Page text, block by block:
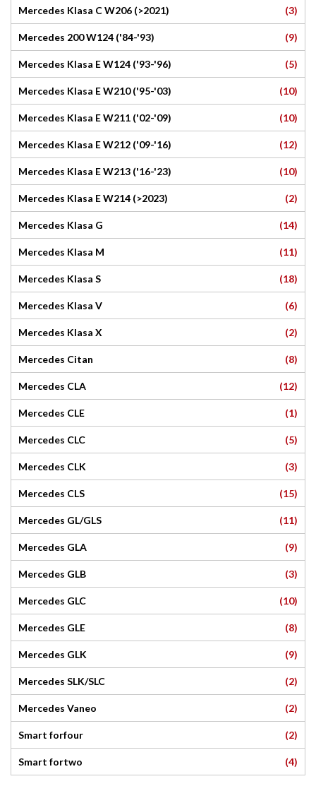
Mercedes Klasa C W206 (>2021) (3)
Mercedes 200 W124 ('84-'93) (9)
Mercedes Klasa E W124 ('93-'96) (5)
Mercedes Klasa E W210 ('95-'03) (10)
Mercedes Klasa E W211 ('02-'09) (10)
Mercedes Klasa E W212 ('09-'16) (12)
Mercedes Klasa E W213 ('16-'23) (10)
Mercedes Klasa E W214 (>2023) (2)
Mercedes Klasa G (14)
Mercedes Klasa M (11)
Mercedes Klasa S (18)
Mercedes Klasa V (6)
Mercedes Klasa X (2)
Mercedes Citan (8)
Mercedes CLA (12)
Mercedes CLE (1)
Mercedes CLC (5)
Mercedes CLK (3)
Mercedes CLS (15)
Mercedes GL/GLS (11)
Mercedes GLA (9)
Mercedes GLB (3)
Mercedes GLC (10)
Mercedes GLE (8)
Mercedes GLK (9)
Mercedes SLK/SLC (2)
Mercedes Vaneo (2)
Smart forfour (2)
Smart fortwo (4)